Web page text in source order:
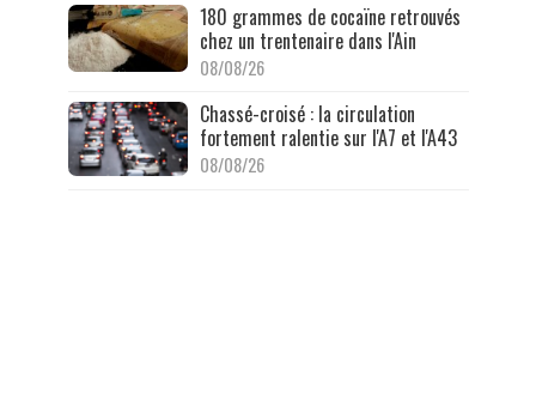
180 grammes de cocaïne retrouvés
chez un trentenaire dans l'Ain
08/08/26
Chassé-croisé : la circulation
fortement ralentie sur l'A7 et l'A43
08/08/26